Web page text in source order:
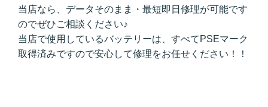
当店なら、データそのまま・最短即日修理が可能です
のでぜひご相談ください♪
当店で使用しているバッテリーは、すべてPSEマーク
取得済みですので安心して修理をお任せください！！